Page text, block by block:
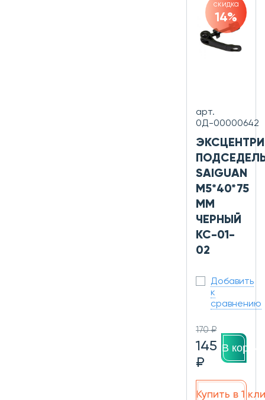
скидка
14%
арт.
0Д-00000642
SAIGUAN
M5*40*75
ММ
ЧЕРНЫЙ
KC-01-
02
Добавить
к
сравнению
170 ₽
145
₽
В
Купить в 1